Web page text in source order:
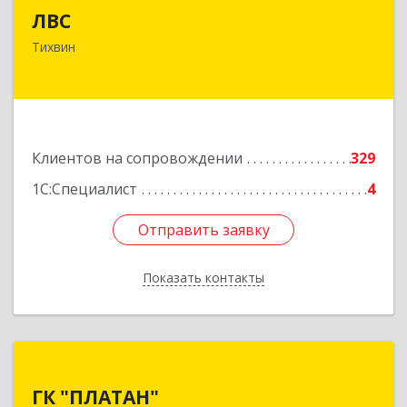
ЛВС
Тихвин
Клиентов на сопровождении
329
1С:Специалист
4
Отправить заявку
Показать контакты
Отправить заявку
Назад
ГК "ПЛАТАН"